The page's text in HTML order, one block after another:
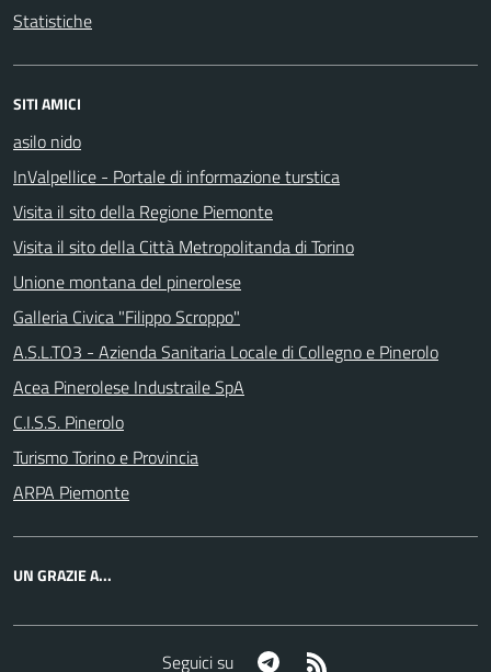
Statistiche
SITI AMICI
asilo nido
InValpellice - Portale di informazione turstica
Visita il sito della Regione Piemonte
Visita il sito della Città Metropolitanda di Torino
Unione montana del pinerolese
Galleria Civica "Filippo Scroppo"
A.S.L.TO3 - Azienda Sanitaria Locale di Collegno e Pinerolo
Acea Pinerolese Industraile SpA
C.I.S.S. Pinerolo
Turismo Torino e Provincia
ARPA Piemonte
UN GRAZIE A...
Seguici su Telegram